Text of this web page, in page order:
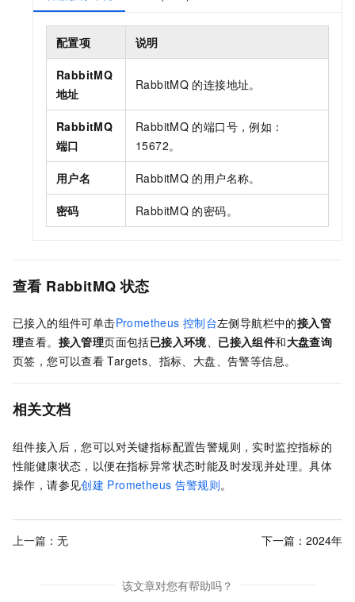
配置项 说明
RabbitMQ
地址
RabbitMQ 的连接地址。
RabbitMQ
端口
RabbitMQ 的端口号，例如：
15672。
用户名 RabbitMQ 的用户名称。
密码 RabbitMQ 的密码。
查看 RabbitMQ 状态
已接入的组件可单击Prometheus 控制台左侧导航栏中的接入管
理查看。 接入管理页面包括已接入环境、 已接入组件和大盘查询
页签，您可以查看 Targets、指标、大盘、告警等信息。
相关文档
组件接入后，您可以对关键指标配置告警规则，实时监控指标的
性能健康状态，以便在指标异常状态时能及时发现并处理。具体
操作，请参见创建 Prometheus 告警规则。
上一篇：无 下一篇： 2024年
该文章对您有帮助吗？